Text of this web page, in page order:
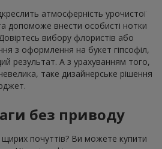
атмосферність урочистої
допоможе внести особисті нотки
вибору флористів або
з оформлення на букет гіпсофіл,
результат. А з урахуванням того,
таке дизайнерське рішення
без приводу
почуттів? Ви можете купити